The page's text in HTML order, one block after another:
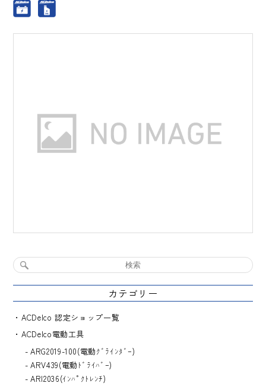
カテゴリー
ACDelco 認定ショップ一覧
ACDelco電動工具
ARG2019-100(電動ｸﾞﾗｲﾝﾀﾞｰ)
ARV439(電動ﾄﾞﾗｲﾊﾞｰ)
ARI2036(ｲﾝﾊﾟｸﾄﾚﾝﾁ)